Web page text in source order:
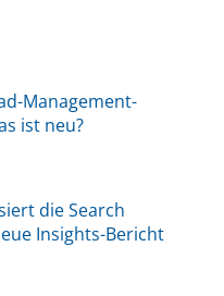
Management-
ist neu?
die Search
Insights-Bericht